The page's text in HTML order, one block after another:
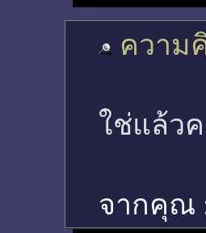
ความ
ใช่แล้ว
จากคุณ